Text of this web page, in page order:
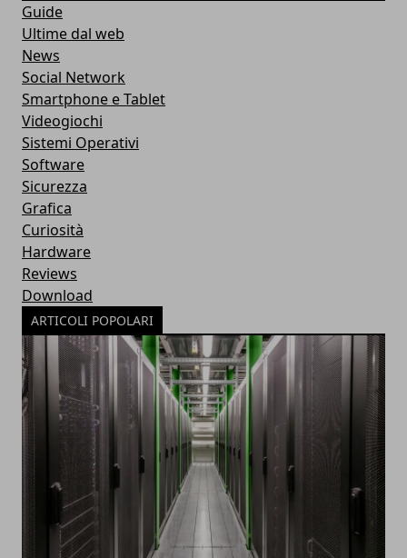
Guide
Ultime dal web
News
Social Network
Smartphone e Tablet
Videogiochi
Sistemi Operativi
Software
Sicurezza
Grafica
Curiosità
Hardware
Reviews
Download
ARTICOLI POPOLARI